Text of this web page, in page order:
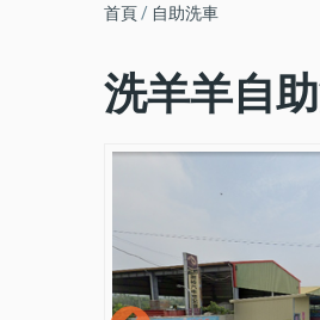
導
航
連
結
首頁 自助洗車
洗羊羊自